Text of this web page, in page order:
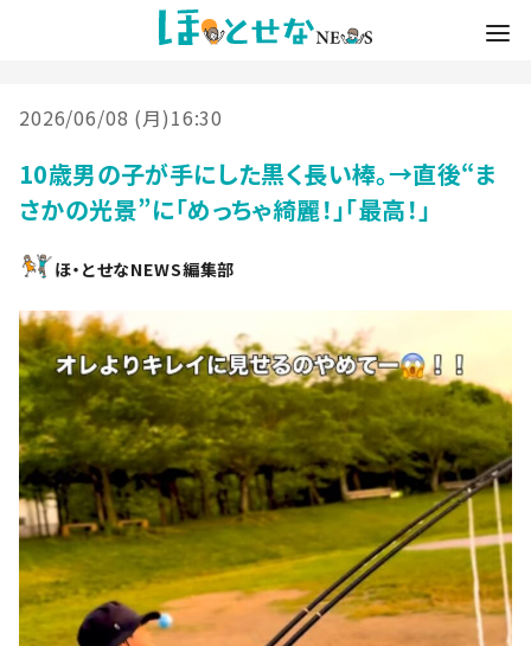
2026/06/08 (月)16:30
10歳男の子が手にした黒く長い棒。→直後“ま
さかの光景”に「めっちゃ綺麗！」「最高！」
ほ・とせなNEWS編集部